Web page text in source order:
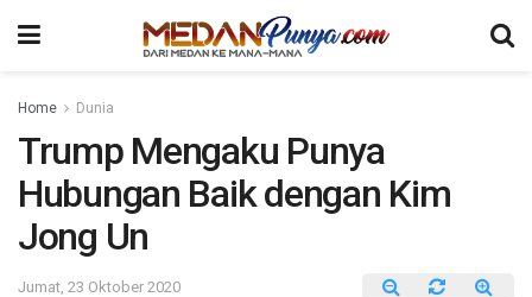
Home Dunia
Trump Mengaku Punya
Hubungan Baik dengan Kim
Jong Un
Jumat, 23 Oktober 2020